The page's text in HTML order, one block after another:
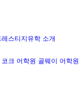
레스티지유학 소개
코크 어학원 골웨이 어학원